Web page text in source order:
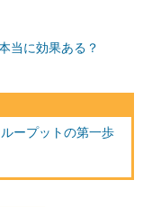
当に効果ある？
ープットの第一歩